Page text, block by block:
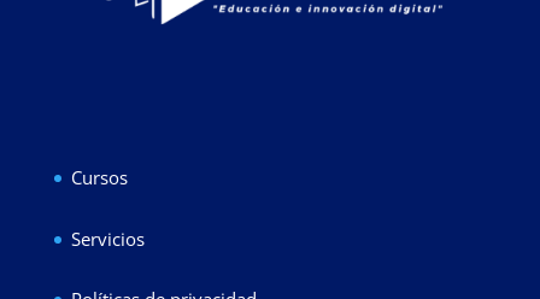
Cursos
Servicios